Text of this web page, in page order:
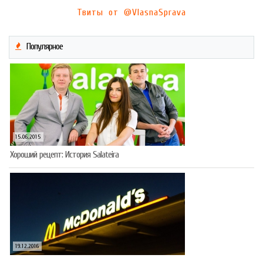
Твиты от @VlasnaSprava
Популярное
15.06.2015
Хороший рецепт: История Salateira
19.12.2016